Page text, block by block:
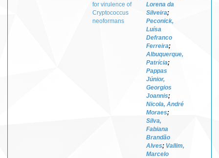
for virulence of
Cryptococcus
neoformans
Lorena da
Silveira;
Peconick,
Luísa
Defranco
Ferreira;
Albuquerque,
Patrícia;
Pappas
Júnior,
Georgios
Joannis;
Nicola, André
Moraes;
Silva,
Fabiana
Brandão
Alves; Vallim,
Marcelo